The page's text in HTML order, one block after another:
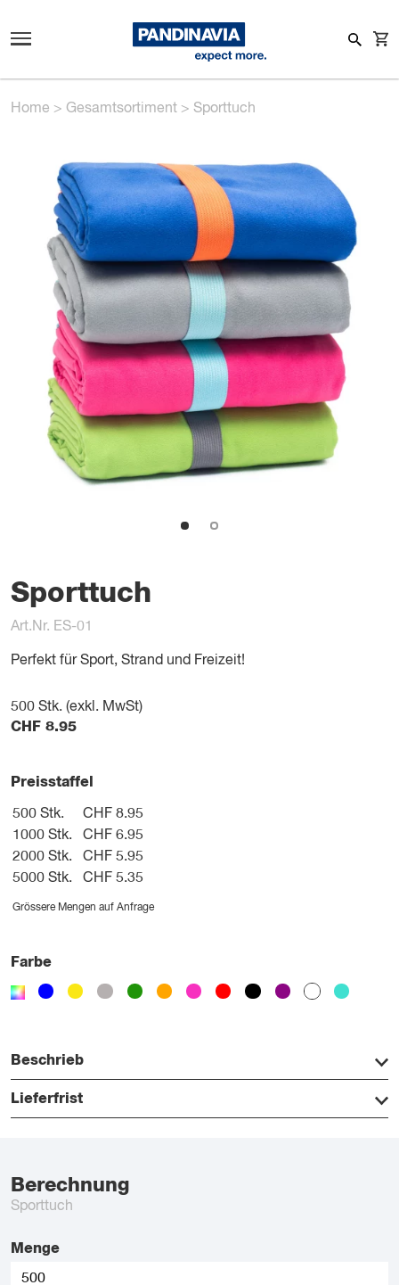
Home > Gesamtsortiment > Sporttuch
Sporttuch
Art.Nr. ES-01
Perfekt für Sport, Strand und Freizeit!
500 Stk. (exkl. MwSt)
CHF 8.95
Preisstaffel
500 Stk.
CHF 8.95
1000 Stk.
CHF 6.95
2000 Stk.
CHF 5.95
5000 Stk.
CHF 5.35
Grössere Mengen auf Anfrage
Farbe
Beschrieb
Lieferfrist
Berechnung
Sporttuch
Menge